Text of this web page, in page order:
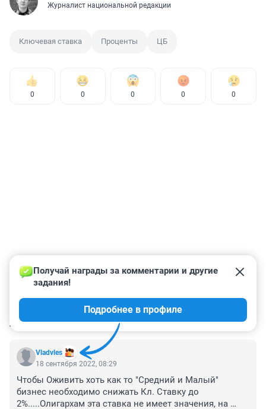
Журналист национальной редакции
Ключевая ставка Проценты ЦБ
0 0 0 0 0
КОММЕНТАРИИ 12
Vladvles
Получай награды за комментарии и другие
задания!
Подробнее в профиле
18 сентября 2022, 08:29
Чтобы Оживить хоть как то "Средний и Малый"
бизнес необходимо снижать Кл. Ставку до
2%.....Олигархам эта ставка не имеет значения, на